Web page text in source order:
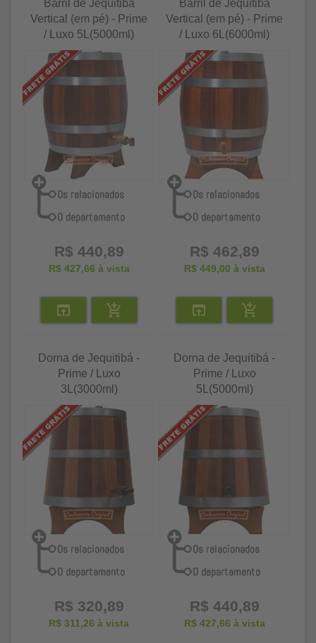
Barril de Jequitibá
Vertical (em pé) - Prime
/ Luxo 5L(5000ml)
R$ 440,89
R$ 427,66 à vista
Barril de Jequitibá
Vertical (em pé) - Prime
/ Luxo 6L(6000ml)
R$ 462,89
R$ 449,00 à vista
Dorna de Jequitibá -
Prime / Luxo
3L(3000ml)
R$ 320,89
R$ 311,26 à vista
Dorna de Jequitibá -
Prime / Luxo
5L(5000ml)
R$ 440,89
R$ 427,66 à vista